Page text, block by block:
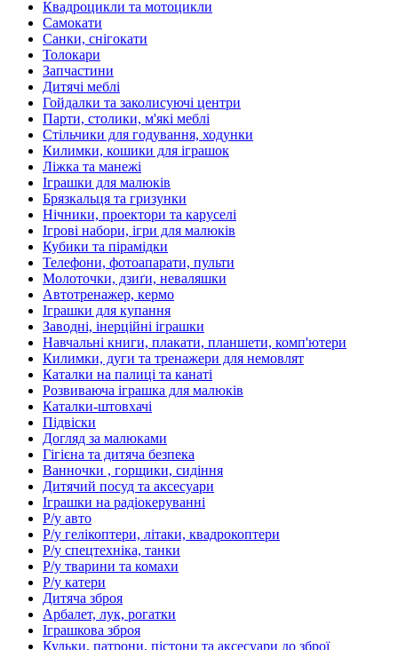
Квадроцикли та мотоцикли
Самокати
Санки, снігокати
Толокари
Запчастини
Дитячі меблі
Гойдалки та заколисуючі центри
Парти, столики, м'які меблі
Стільчики для годування, ходунки
Килимки, кошики для іграшок
Ліжка та манежі
Іграшки для малюків
Брязкальця та гризунки
Нічники, проектори та каруселі
Ігрові набори, ігри для малюків
Кубики та пірамідки
Телефони, фотоапарати, пульти
Молоточки, дзиґи, неваляшки
Автотренажер, кермо
Іграшки для купання
Заводні, інерційні іграшки
Навчальні книги, плакати, планшети, комп'ютери
Килимки, дуги та тренажери для немовлят
Каталки на палиці та канаті
Розвиваюча іграшка для малюків
Каталки-штовхачі
Підвіски
Догляд за малюками
Гігієна та дитяча безпека
Ванночки , горщики, сидіння
Дитячий посуд та аксесуари
Іграшки на радіокеруванні
Р/у авто
Р/у гелікоптери, літаки, квадрокоптери
Р/у спецтехніка, танки
Р/у тварини та комахи
Р/у катери
Дитяча зброя
Арбалет, лук, рогатки
Іграшкова зброя
Кульки, патрони, пістони та аксесуари до зброї